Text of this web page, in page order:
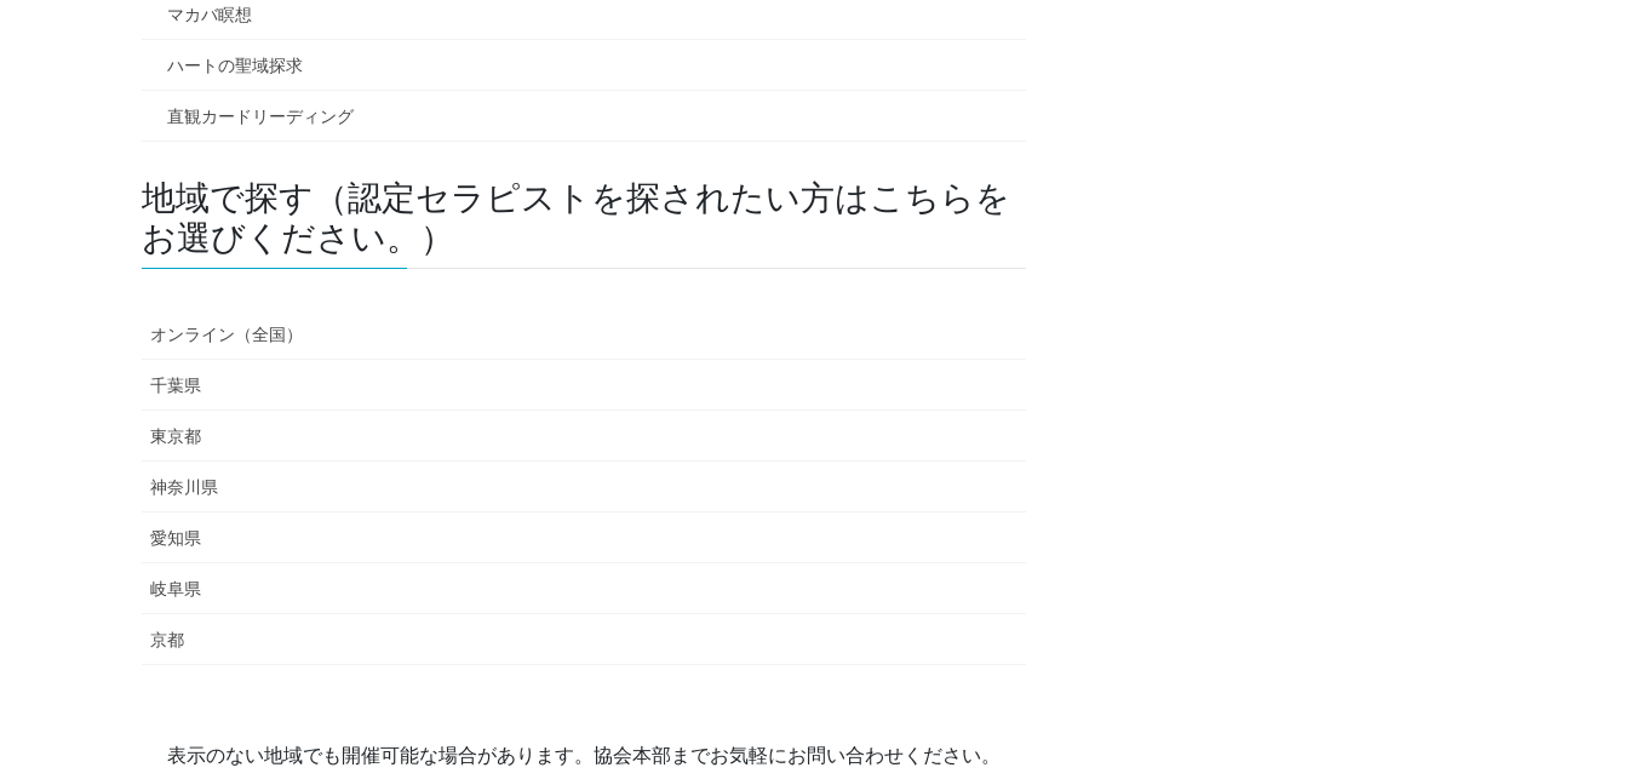
マカバ瞑想
ハートの聖域探求
直観カードリーディング
地域で探す（認定セラピストを探されたい方はこちらを
お選びください。）
オンライン（全国）
千葉県
東京都
神奈川県
愛知県
岐阜県
京都
表示のない地域でも開催可能な場合があります。協会本部までお気軽にお問い合わせください。